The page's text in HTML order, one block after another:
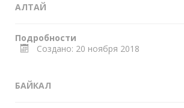
АЛТАЙ
Подробности
Создано: 20 ноября 2018
БАЙКАЛ